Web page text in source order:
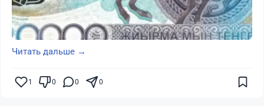
Читать дальше →
1 0 0 0